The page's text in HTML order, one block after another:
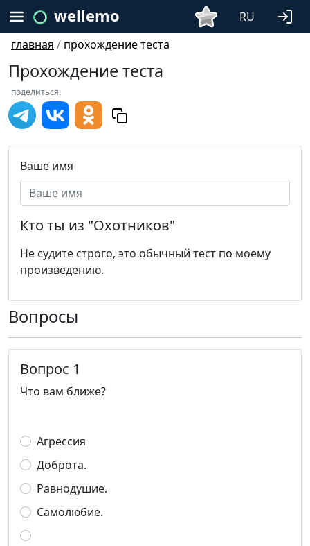
wellemo
RU
главная / прохождение теста
Прохождение теста
поделиться:
Ваше имя
Кто ты из "Охотников"
Не судите строго, это обычный тест по моему
произведению.
Вопросы
Вопрос 1
Что вам ближе?
Агрессия
Доброта.
Равнодушие.
Самолюбие.